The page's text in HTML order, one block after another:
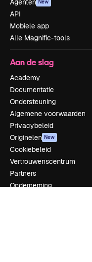
Agenten New
API
Mobiele app
Alle Magnific-tools
Aan de slag
Academy
Documentatie
Ondersteuning
Algemene voorwaarden
Privacybeleid
Originelen New
Cookiebeleid
Vertrouwenscentrum
Partners
Onderneming